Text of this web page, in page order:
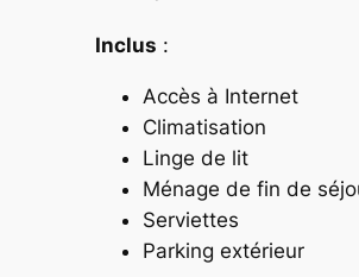
Inclus :
Accès à Internet
Climatisation
Linge de lit
Ménage de fin de
Serviettes
Parking extérieur